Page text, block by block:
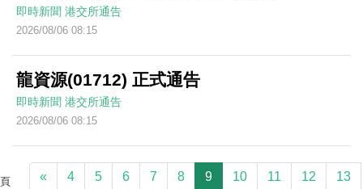
即時新聞 港交所通告
2026/08/06 08:15
龍資源(01712) 正式通告
即時新聞 港交所通告
2026/08/06 08:15
頁
« 4 5 6 7 8 9 10 11 12 13